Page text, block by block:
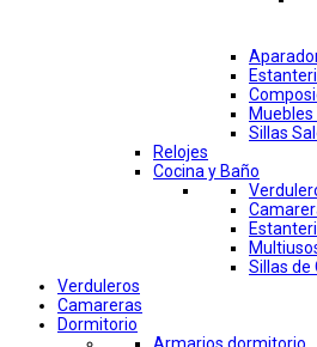
Muebles
Sillas
Relojes
Cocina y Baño
Sillas de
Verduleros
Camareras
Dormitorio